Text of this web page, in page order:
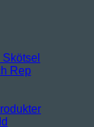
Rep